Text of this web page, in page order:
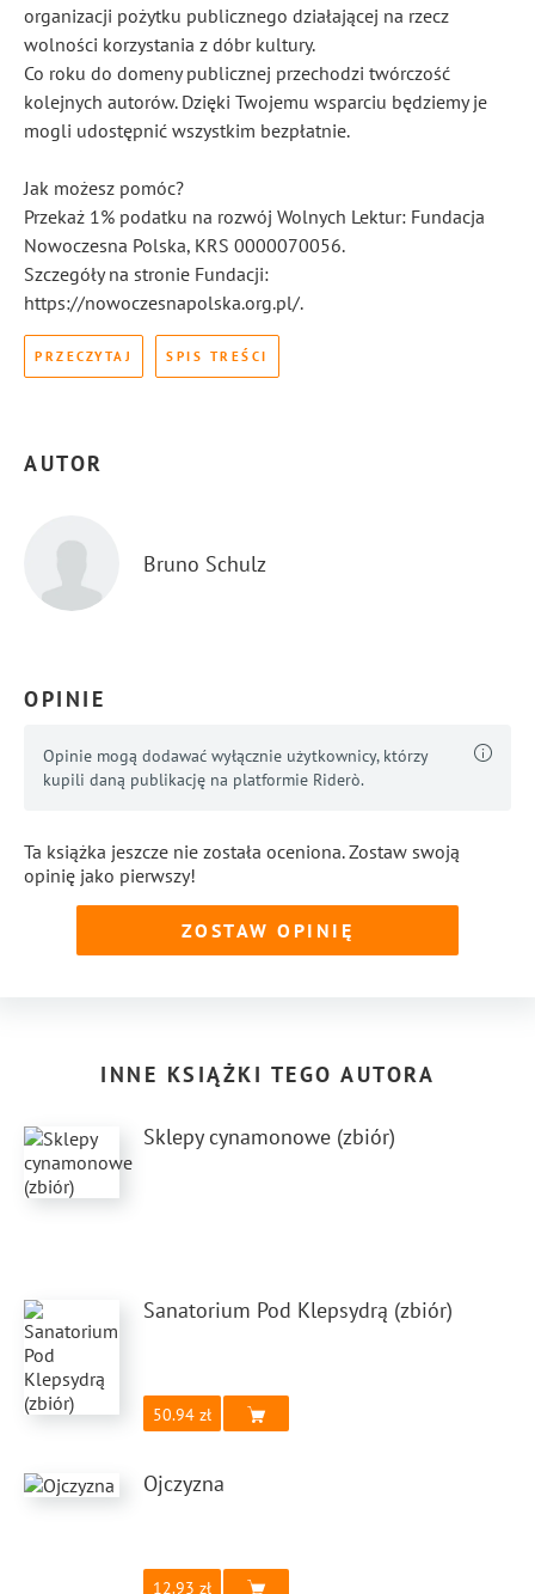
organizacji pożytku publicznego działającej na rzecz
wolności korzystania z dóbr kultury.
Co roku do domeny publicznej przechodzi twórczość
kolejnych autorów. Dzięki Twojemu wsparciu będziemy je
mogli udostępnić wszystkim bezpłatnie.
Jak możesz pomóc?
Przekaż 1% podatku na rozwój Wolnych Lektur: Fundacja
Nowoczesna Polska, KRS 0000070056.
Szczegóły na stronie Fundacji:
https://nowoczesnapolska.org.pl/.
PRZECZYTAJ SPIS TREŚCI
AUTOR
Bruno Schulz
OPINIE
Opinie mogą dodawać wyłącznie użytkownicy, którzy
kupili daną publikację na platformie Riderò.
Ta książka jeszcze nie została oceniona. Zostaw swoją
opinię jako pierwszy!
ZOSTAW OPINIĘ
INNE KSIĄŻKI TEGO AUTORA
Sklepy cynamonowe (zbiór)
Sanatorium Pod Klepsydrą (zbiór)
50.94
Ojczyzna
12.93